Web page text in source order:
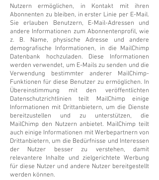
Nutzern ermöglichen, in Kontakt mit ihren
Abonnenten zu bleiben, in erster Linie per E-Mail.
Sie erlauben Benutzern, E-Mail-Adressen und
andere Informationen zum Abonnentenprofil, wie
z. B. Name, physische Adresse und andere
demografische Informationen, in die MailChimp
Datenbank hochzuladen. Diese Informationen
werden verwendet, um E-Mails zu senden und die
Verwendung bestimmter anderer MailChimp-
Funktionen für diese Benutzer zu ermöglichen. In
Übereinstimmung mit den veröffentlichten
Datenschutzrichtlinien teilt MailChimp einige
Informationen mit Drittanbietern, um die Dienste
bereitzustellen und zu unterstützen, die
MailChimp den Nutzern anbietet. MailChimp teilt
auch einige Informationen mit Werbepartnern von
Drittanbietern, um die Bedürfnisse und Interessen
der Nutzer besser zu verstehen, damit
relevantere Inhalte und zielgerichtete Werbung
für diese Nutzer und andere Nutzer bereitgestellt
werden können.